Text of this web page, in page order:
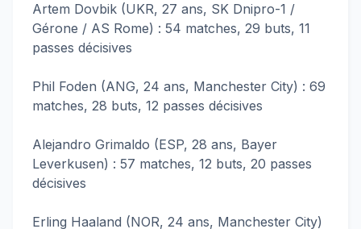
Artem Dovbik (UKR, 27 ans, SK Dnipro-1 /
Gérone / AS Rome) : 54 matches, 29 buts, 11
passes décisives
Phil Foden (ANG, 24 ans, Manchester City) : 69
matches, 28 buts, 12 passes décisives
Alejandro Grimaldo (ESP, 28 ans, Bayer
Leverkusen) : 57 matches, 12 buts, 20 passes
décisives
Erling Haaland (NOR, 24 ans, Manchester City)